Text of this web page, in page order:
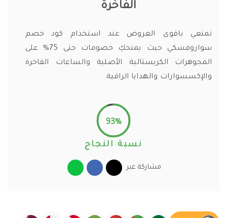
الفاخرة
تمتعي باقوى العروض عند استخدام كود خصم
سواروفسكي حيث يمنحكِ خصومات حتى 75% على
المجوهرات الكريستالية الأصلية والساعات الفاخرة
والإكسسوارات والهدايا الراقية.
93%
نسبة النجاح
مشاركة عبر